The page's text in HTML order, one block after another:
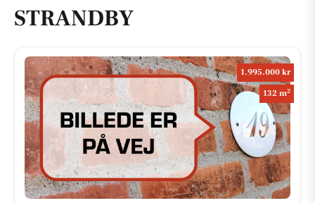
STRANDBY
1.995.000 kr
132 m2